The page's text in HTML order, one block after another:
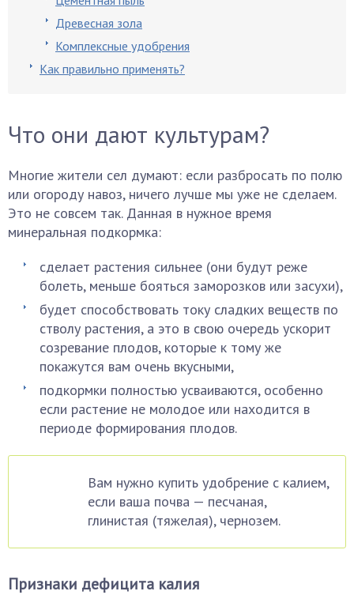
Древесная зола
Комплексные удобрения
Как правильно применять?
Что они дают культурам?
Многие жители сел думают: если разбросать по полю
или огороду навоз, ничего лучше мы уже не сделаем.
Это не совсем так. Данная в нужное время
минеральная подкормка:
сделает растения сильнее (они будут реже
болеть, меньше бояться заморозков или засухи),
будет способствовать току сладких веществ по
стволу растения, а это в свою очередь ускорит
созревание плодов, которые к тому же
покажутся вам очень вкусными,
подкормки полностью усваиваются, особенно
если растение не молодое или находится в
периоде формирования плодов.
Вам нужно купить удобрение с калием,
если ваша почва — песчаная,
глинистая (тяжелая), чернозем.
Признаки дефицита калия